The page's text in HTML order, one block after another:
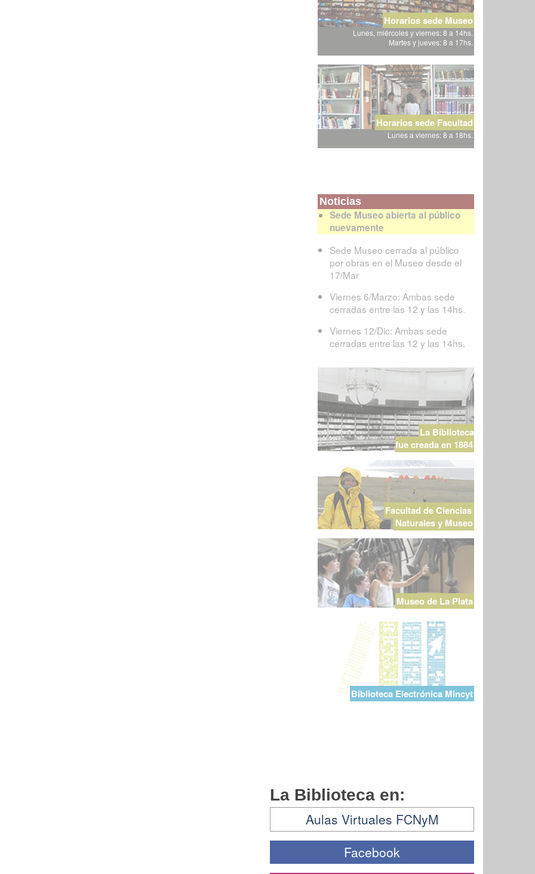
Horarios sede Museo
Lunes, miércoles y viernes: 8 a 14hs.
Martes y jueves: 8 a 17hs.
Horarios sede Facultad
Lunes a viernes: 8 a 18hs.
Noticias
Sede Museo abierta al público
nuevamente
Sede Museo cerrada al público
por obras en el Museo desde el
17/Mar
Viernes 6/Marzo: Ambas sede
cerradas entre las 12 y las 14hs.
Viernes 12/Dic: Ambas sede
cerradas entre las 12 y las 14hs.
La Biblioteca
fue creada en 1884
Facultad de Ciencias
Naturales y Museo
Museo de La Plata
Biblioteca Electrónica Mincyt
La Biblioteca en:
Aulas Virtuales FCNyM
Facebook